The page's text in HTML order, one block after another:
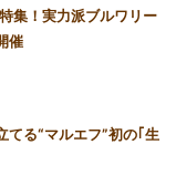
集！実力派ブルワリー
催
てる“マルエフ”初の｢生